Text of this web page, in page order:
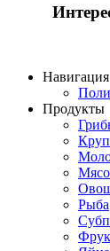
Навигация
Продукты
Мясо
Рыба